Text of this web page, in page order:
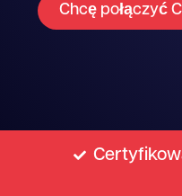
Chcę połączyć